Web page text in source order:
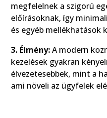
megfelelnek a szigorú
előírásoknak, így
és egyéb mellékhatások
3. Élmény:A modern
kezelések gyakran
élvezetesebbek, mint a
ami növeli az ügyfelek